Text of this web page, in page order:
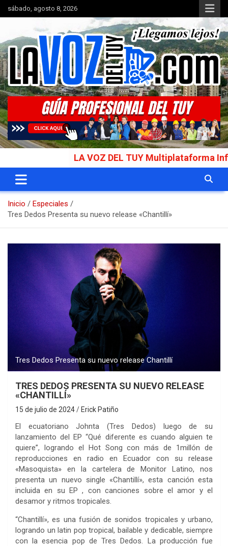
Saltar
al
sábado, agosto 8, 2026
La Voz del Tuy
Portal de noticias
LA VOZ DEL TUY Multiplataforma
Inicio
Especiales
Tres Dedos Presenta su nuevo release «Chantillí»
Tres Dedos Presenta su nuevo release Chantillí
TRES DEDOS PRESENTA SU NUEVO RELEASE
«CHANTILLÍ»
15 de julio de 2024 Erick Patiño
El ecuatoriano Johnta (Tres Dedos) luego de su
lanzamiento del EP “Qué diferente es cuando alguien te
quiere”, logrando el Hot Song con más de 1millón de
reproducciones en radio en Ecuador con su release
«Masoquista» en la cartelera de Monitor Latino, nos
presenta un nuevo single «Chantillí», esta canción esta
incluida en su EP , con canciones sobre el amor y el
desamor y ritmos tropicales.
“Chantillí», es una fusión de sonidos tropicales y urbano,
logrando un latin pop tropical, bailable y dedicable, siempre
con la esencia pop de Tres Dedos. La producción fue